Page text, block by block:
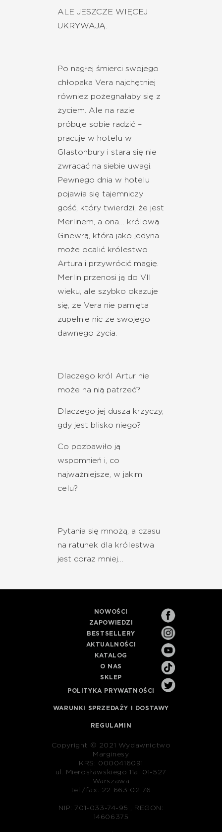
ALE JESZCZE WIĘCEJ
UKRYWAJĄ.
Po nagłej śmierci swojego
chłopaka Vera najchętniej
również pożegnałaby się z
życiem. Ale na razie
próbuje sobie radzić –
pracuje w hotelu w
Glastonbury i stara się nie
zwracać na siebie uwagi.
Pewnego dnia w hotelu
pojawia się tajemniczy
gość, który twierdzi, że jest
Merlinem, a ona… królową
Ginewrą, która jako jedyna
może ocalić królestwo
Artura i przywrócić magię.
Merlin przenosi ją do VII
wieku, ale szybko okazuje
się, że Vera nie pamięta
zupełnie nic ze swojego
dawnego życia.
Dlaczego król Artur nie
może na nią patrzeć?
Dlaczego jej dusza krzyczy,
gdy jest blisko niego?
Co pozbawiło ją
wspomnień i, co
najważniejsze, w jakim
celu?
Pytania się mnożą, a czasu
na ratunek dla królestwa
jest coraz mniej…
NOWOŚCI
ZAPOWIEDZI
BESTSELLERY
AKTUALNOŚCI
KATALOG
O NAS
SKLEP
POLITYKA PRYWATNOŚCI
WARUNKI SPRZEDAŻY I DOSTAWY
REGULAMIN
Copyright © 2021 Wydawnictwo
Marginesy
KRS: 0000416091
ul. Mierosławskiego 11a, 01-527
Warszawa
tel./fax. 22 663 02 76
NIP: 701-033-74-95 , REGON:
14606375